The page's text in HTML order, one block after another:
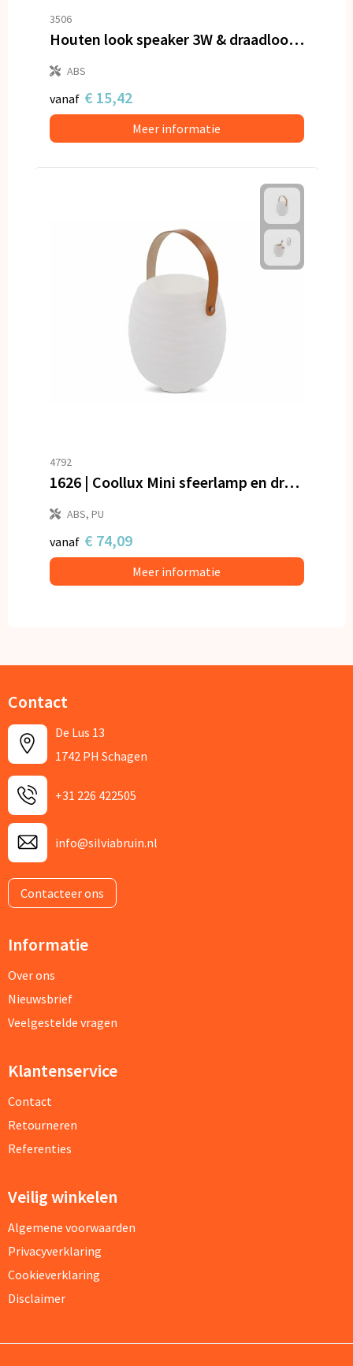
3506
Houten look speaker 3W & draadloos laadstation 5W
ABS
vanaf € 15,42
Meer informatie
4792
1626 | Coollux Mini sfeerlamp en draadloze luidspreker
ABS, PU
vanaf € 74,09
Meer informatie
Contact
De Lus 13
1742 PH Schagen
+31 226 422505
info@silviabruin.nl
Contacteer ons
Informatie
Over ons
Nieuwsbrief
Veelgestelde vragen
Klantenservice
Contact
Retourneren
Referenties
Veilig winkelen
Algemene voorwaarden
Privacyverklaring
Cookieverklaring
Disclaimer